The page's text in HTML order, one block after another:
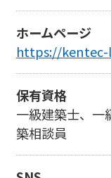
ホームページ
https://kentec-
保有資格
一級建築士、一
築相談員